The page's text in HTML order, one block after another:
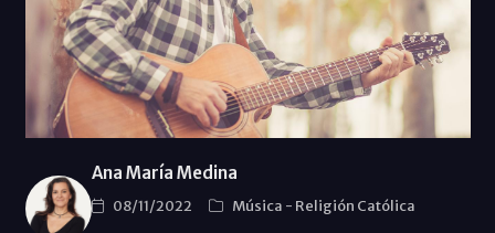
Ana María Medina
08/11/2022 Música - Religión Católica